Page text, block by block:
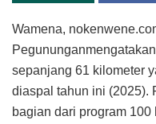
Wamena,
sepanjang 61 kilometer
diaspal tahun ini (2025).
bagian dari program